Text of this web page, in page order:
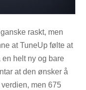
raskt, men
at TuneUp følte at
helt ny og bare
at den ønsker å
men 675